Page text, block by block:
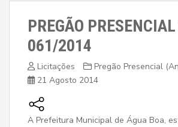
PREGÃO
061/2014
Licitações
Pregão Presencial
21 Agosto 2014
A Prefeitura Municipal de Água Boa,